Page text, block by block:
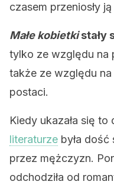
czasem przeniosły
Małe kobietkistały
tylko ze względu na
także ze względu
postaci.
Kiedy ukazała się to
literaturze była
przez mężczyzn.
odchodziła od